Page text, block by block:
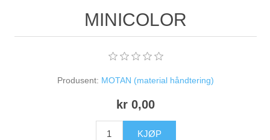
MINICOLOR
Produsent: MOTAN (material håndtering)
kr 0,00
KJØP